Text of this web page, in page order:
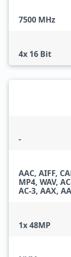
7500 MHz
4x 16 Bit
-
AAC, AIFF,
MP4, WAV,
AC-3, AAX,
1x 48MP